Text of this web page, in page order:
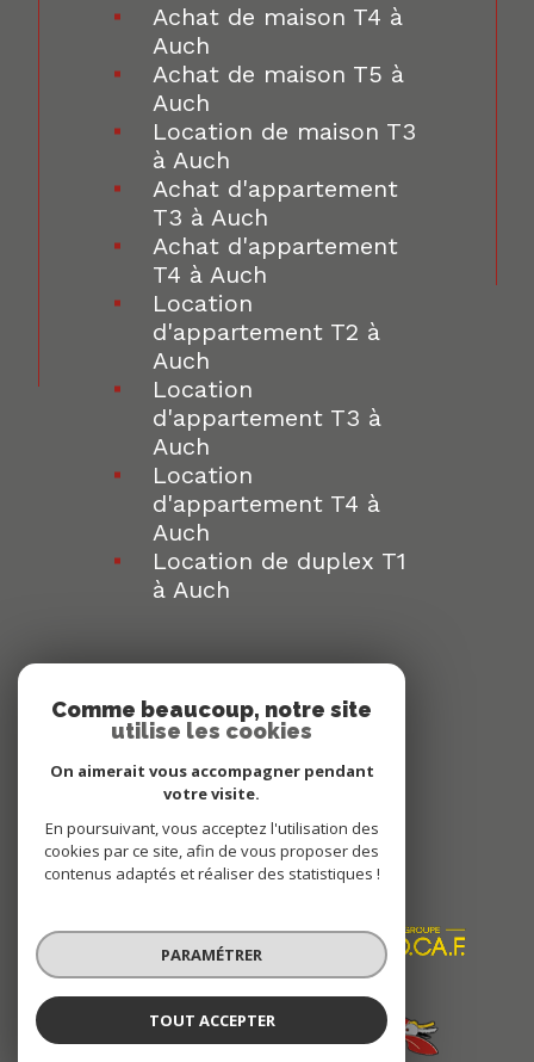
Achat de maison T4 à
Auch
Achat de maison T5 à
Auch
Location de maison T3
à Auch
Achat d'appartement
T3 à Auch
Achat d'appartement
T4 à Auch
Location
d'appartement T2 à
Auch
Location
d'appartement T3 à
Auch
Location
d'appartement T4 à
Auch
Location de duplex T1
à Auch
Espace
Se connecter
Nous
Comme beaucoup, notre site
utilise les cookies
On aimerait vous accompagner pendant
votre visite.
En poursuivant, vous acceptez l'utilisation des
cookies par ce site, afin de vous proposer des
contenus adaptés et réaliser des statistiques !
PARAMÉTRER
TOUT ACCEPTER